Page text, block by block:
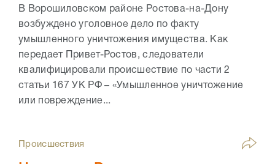
В Ворошиловском районе Ростова-на-Дону
возбуждено уголовное дело по факту
умышленного уничтожения имущества. Как
передает Привет-Ростов, следователи
квалифицировали происшествие по части 2
статьи 167 УК РФ – «Умышленное уничтожение
или повреждение...
Происшествия